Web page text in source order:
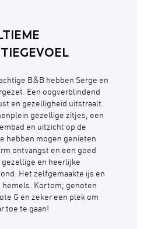
B&B hebben Serge en
Een oogverblindend
en gezelligheid uitstraalt.
gezellige zitjes, een
en uitzicht op de
hebben mogen genieten
ontvangst en een goed
en heerlijke
Het zelfgemaakte ijs en
hemels. Kortom; genoten
G en zeker een plek om
toe te gaan!